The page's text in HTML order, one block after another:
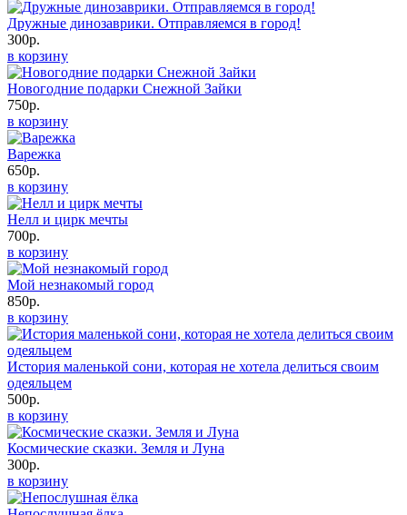
Дружные динозаврики. Отправляемся в город!
300р.
в корзину
Новогодние подарки Снежной Зайки
750р.
в корзину
Варежка
650р.
в корзину
Нелл и цирк мечты
700р.
в корзину
Мой незнакомый город
850р.
в корзину
История маленькой сони, которая не хотела делиться своим
одеяльцем
500р.
в корзину
Космические сказки. Земля и Луна
300р.
в корзину